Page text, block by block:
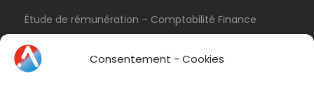
Consentement - Cookies
Étude de rémunération – Comptabilité Finance
Conditions d’utilisation & Politique de
confidentialité